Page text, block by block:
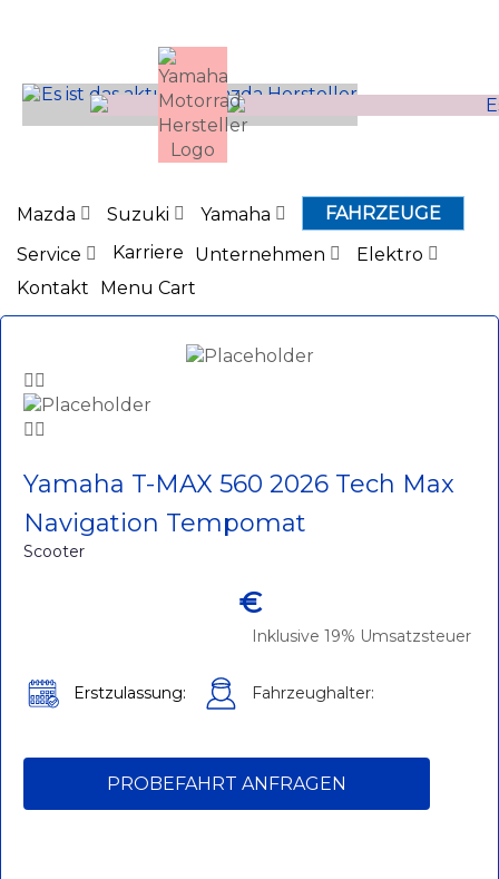
Mazda Suzuki Yamaha
FAHRZEUGE
Service
Karriere Unternehmen
Elektro
Kontakt
Menu Cart
Yamaha T-MAX 560 2026 Tech Max
Navigation Tempomat
Scooter
€
Inklusive 19% Umsatzsteuer
Erstzulassung: Fahrzeughalter:
PROBEFAHRT ANFRAGEN